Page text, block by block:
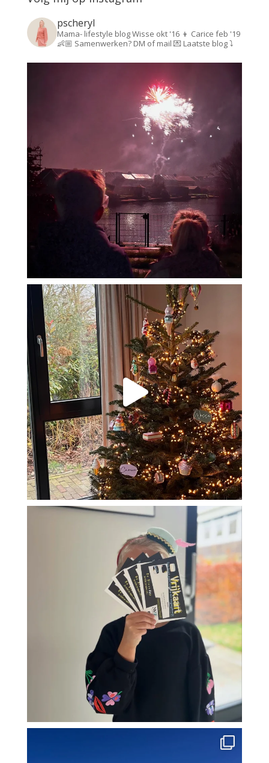
pscheryl
Mama- lifestyle blogWisse okt '16 👦 Carice feb '19
👶🏼 Samenwerken? DM of mail 💌Laatste blog ⤵️